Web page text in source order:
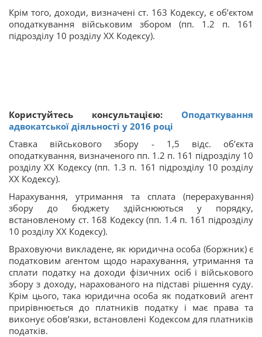
Крім того, доходи, визначені ст. 163 Кодексу, є об’єктом
оподаткування військовим збором (пп. 1.2 п. 161
підрозділу 10 розділу XX Кодексу).
Користуйтесь консультацією: Оподаткування
адвокатської діяльності у 2016 році
Ставка військового збору - 1,5 відс. об’єкта
оподаткування, визначеного пп. 1.2 п. 161 підрозділу 10
розділу XX Кодексу (пп. 1.3 п. 161 підрозділу 10 розділу
XX Кодексу).
Нарахування, утримання та сплата (перерахування)
збору до бюджету здійснюються у порядку,
встановленому ст. 168 Кодексу (пп. 1.4 п. 161 підрозділу
10 розділу XX Кодексу).
Враховуючи викладене, як юридична особа (боржник) є
податковим агентом щодо нарахування, утримання та
сплати податку на доходи фізичних осіб і військового
збору з доходу, нарахованого на підставі рішення суду.
Крім цього, така юридична особа як податковий агент
прирівнюється до платників податку і має права та
виконує обов’язки, встановлені Кодексом для платників
податків.